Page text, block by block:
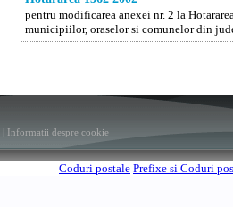
pentru modificarea anexei nr. 2 la
municipiilor, oraselor si comunelor din
Informatii despre cookie
Coduri postale Prefixe si Coduri